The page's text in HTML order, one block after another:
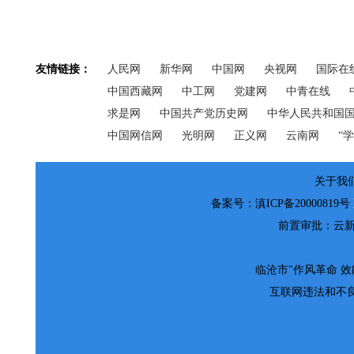
友情链接： 人民网 新华网 中国网 央视网
国际在
中国西藏网
中工网 党建网 中青在线
求是网
中国共产党历史网
中华人民共和国
中国网信网
光明网 正义网 云南网 “
关于我
备案号：滇ICP备20000819号
前置审批：云
临沧市"作风革命 效
互联网违法和不